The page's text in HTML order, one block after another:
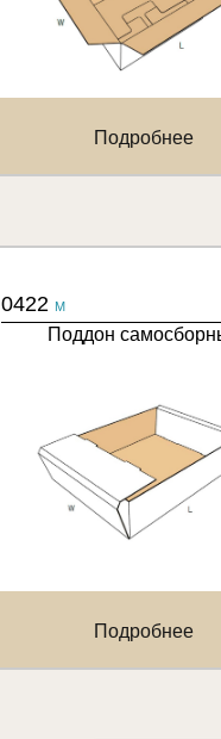
Подробнее
0422 M
Поддон
Подробнее